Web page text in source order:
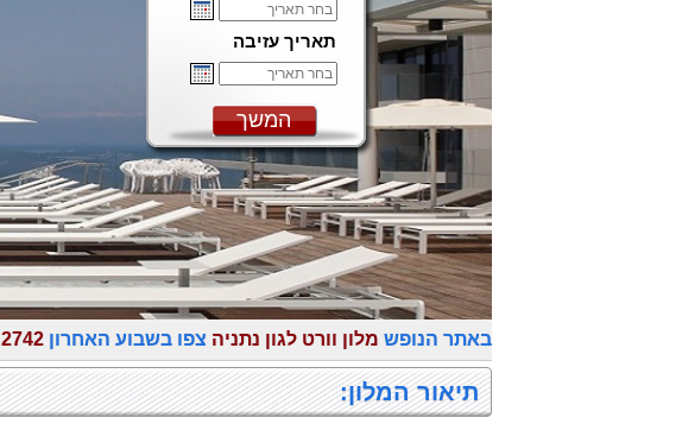
תאריך עזיבה
המשך
באתר הנופש מלון וורט לגון נתניה צפו בשבוע האחרון2742
תיאור המלון: